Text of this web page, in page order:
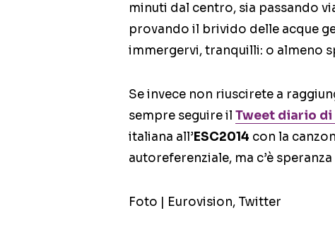
minuti dal centro, sia passando
provando il brivido delle acque
immergervi, tranquilli: o almeno
Se invece non riuscirete a
sempre seguire il Tweet diario di
italiana all’ESC2014 con la
autoreferenziale, ma c’è
Foto | Eurovision, Twitter